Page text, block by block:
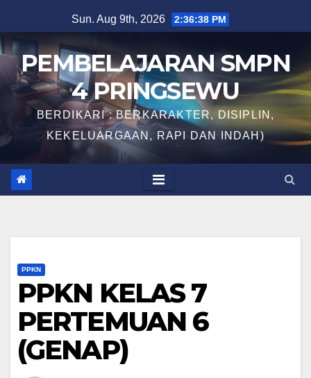
to
content
Sun. Aug 9th, 2026 2:36:38 PM
PEMBELAJARAN SMPN
4 PRINGSEWU
BERDIKARI : BERKARAKTER, DISIPLIN,
KEKELUARGAAN, RAPI DAN INDAH)
PPKN
PPKN KELAS 7
PERTEMUAN 6
(GENAP)